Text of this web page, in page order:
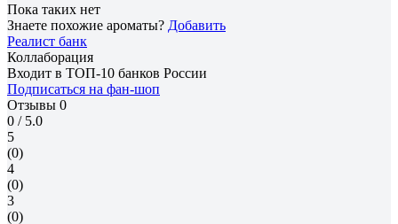
Пока таких нет
Знаете похожие ароматы? Добавить
Реалист банк
Коллаборация
Входит в ТОП-10 банков России
Подписаться на фан-шоп
Отзывы 0
0 / 5.0
5
(0)
4
(0)
3
(0)